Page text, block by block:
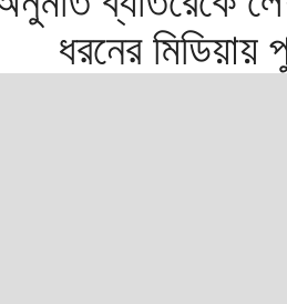
ধরনের মিডিয়ায়